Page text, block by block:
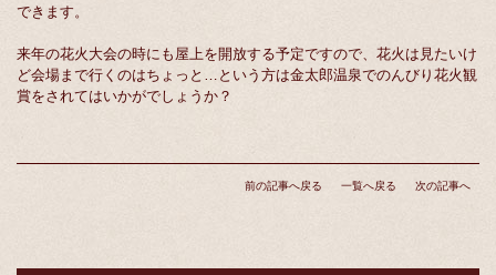
できます。
来年の花火大会の時にも屋上を開放する予定ですので、花火は見たいけ
ど会場まで行くのはちょっと…という方は金太郎温泉でのんびり花火観
賞をされてはいかがでしょうか？
前の記事へ戻る 一覧へ戻る 次の記事へ